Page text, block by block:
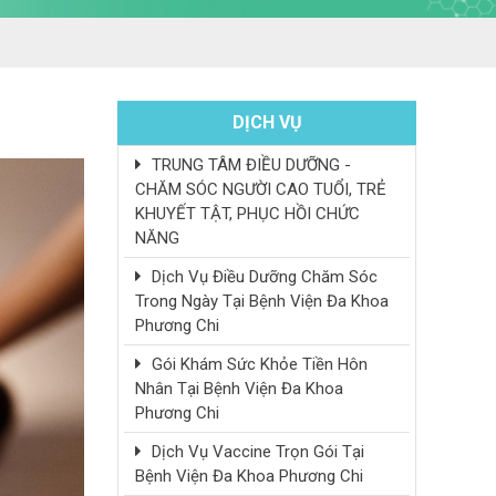
DỊCH VỤ
TRUNG TÂM ĐIỀU DƯỠNG -
CHĂM SÓC NGƯỜI CAO TUỔI, TRẺ
KHUYẾT TẬT, PHỤC HỒI CHỨC
NĂNG
Dịch Vụ Điều Dưỡng Chăm Sóc
Trong Ngày Tại Bệnh Viện Đa Khoa
Phương Chi
Gói Khám Sức Khỏe Tiền Hôn
Nhân Tại Bệnh Viện Đa Khoa
Phương Chi
Dịch Vụ Vaccine Trọn Gói Tại
Bệnh Viện Đa Khoa Phương Chi